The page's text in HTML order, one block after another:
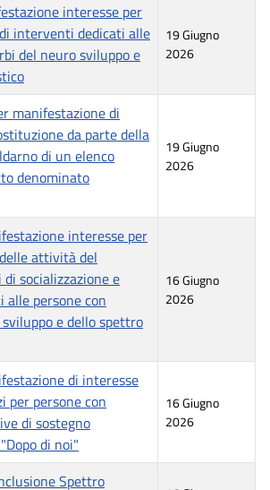
interesse per
interventi dedicati alle
del neuro sviluppo e
19 Giugno
2026
manifestazione di
da parte della
di un elenco
denominato
19 Giugno
2026
interesse per
attività del
socializzazione e
alle persone con
e dello spettro
16 Giugno
2026
di interesse
per persone con
di sostegno
di noi"
16 Giugno
2026
Spettro